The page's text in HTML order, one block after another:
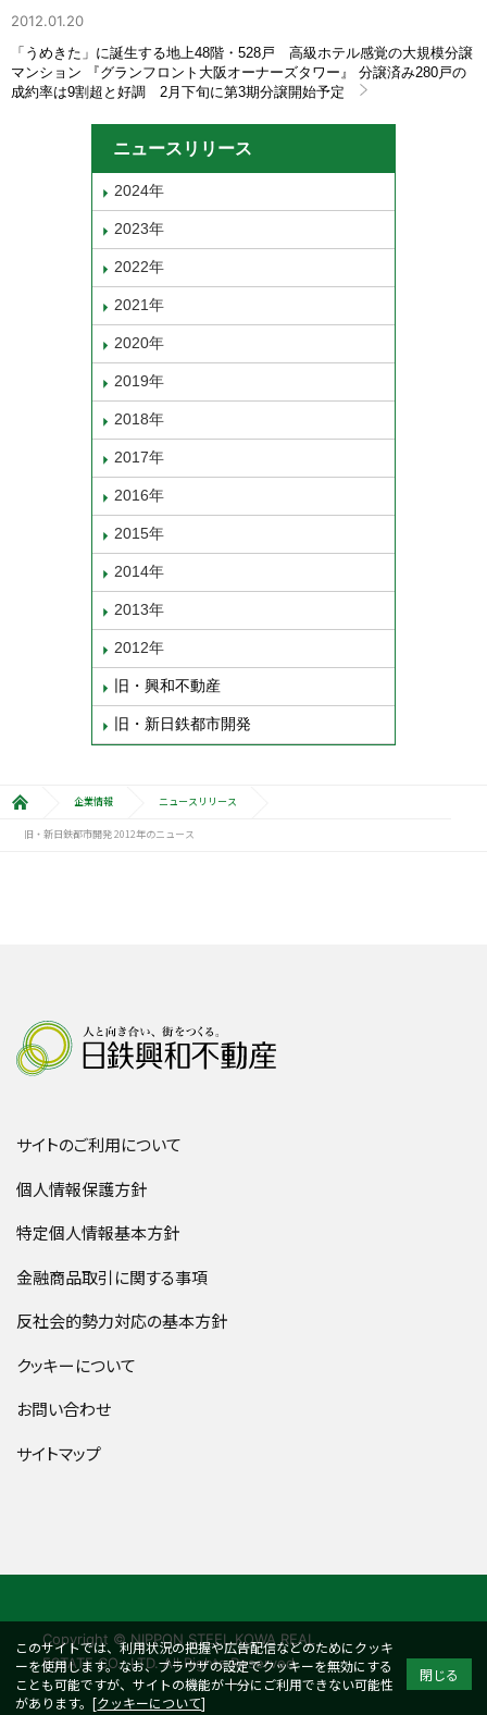
2012.01.20
「うめきた」に誕生する地上48階・528戸 高級ホテル感覚の大規模分譲
マンション 『グランフロント大阪オーナーズタワー』 分譲済み280戸の
成約率は9割超と好調 2月下旬に第3期分譲開始予定
ニュースリリース
2024年
2023年
2022年
2021年
2020年
2019年
2018年
2017年
2016年
2015年
2014年
2013年
2012年
旧・興和不動産
旧・新日鉄都市開発
企業情報 ニュースリリース
旧・新日鉄都市開発 2012年のニュース
サイトのご利用について
個人情報保護方針
特定個人情報基本方針
金融商品取引に関する事項
反社会的勢力対応の基本方針
クッキーについて
お問い合わせ
サイトマップ
Copyright © NIPPON STEEL KOWA REAL
ESTATE CO., LTD. All Rights Reserved.
このサイトでは、利用状況の把握や広告配信などのためにクッキ
ーを使用します。なお、ブラウザの設定でクッキーを無効にする
ことも可能ですが、サイトの機能が十分にご利用できない可能性
があります。[クッキーについて]
閉じる